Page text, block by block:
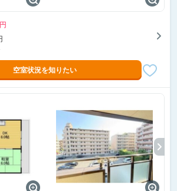
空室状況を知りたい